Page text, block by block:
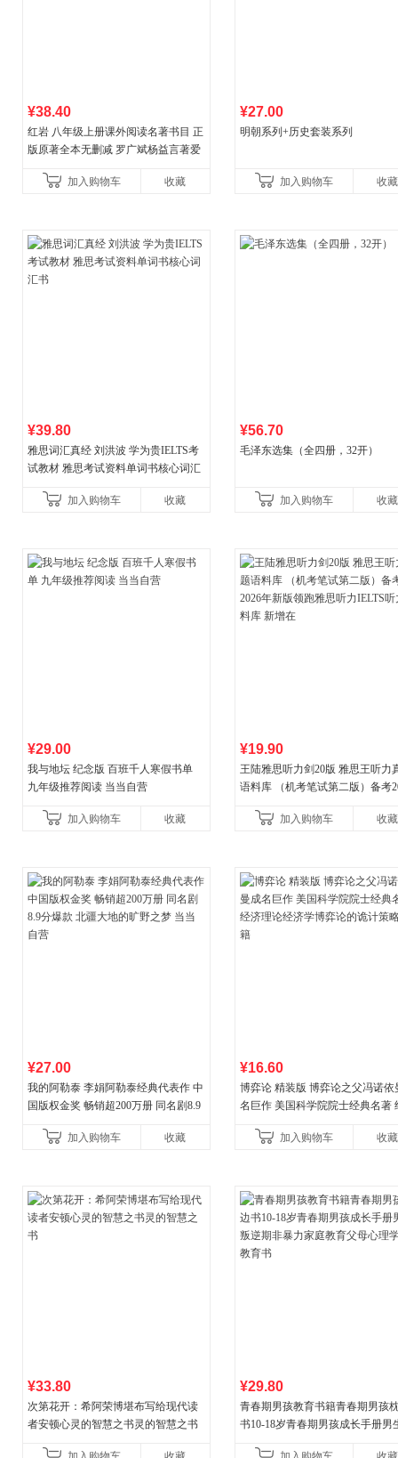
¥38.40
红岩 八年级上册课外阅读名著书目 正
版原著全本无删减 罗广斌杨益言著爱
国青年出版社加入购物车 收藏
¥27.00
明朝系列+历史套装系列
加入购物车 收藏
¥39.80
雅思词汇真经 刘洪波 学为贵IELTS考
试教材 雅思考试资料单词书核心词汇
加入购物车
收藏
¥56.70
毛泽东选集（全四册，32开）
加入购物车 收藏
¥29.00
我与地坛 纪念版 百班千人寒假书单
九年级推荐阅读 当当自营
加入购物车 收藏
¥19.90
王陆雅思听力剑20版 雅思王听力
语料库 （机考笔试第二版）备考
新增在
加入购物车 收藏
¥27.00
我的阿勒泰 李娟阿勒泰经典代表作 中
国版权金奖 畅销超200万册 同名剧8.9
加入购物车
收藏
¥16.60
博弈论 精装版 博弈论之父冯诺依
名巨作 美国科学院院士经典名著
加入购物车
收藏
¥33.80
次第花开：希阿荣博堪布写给现代读
者安顿心灵的智慧之书灵的智慧之书
¥29.80
青春期男孩教育书籍青春期男孩
书10-18岁青春期男孩成长手册男